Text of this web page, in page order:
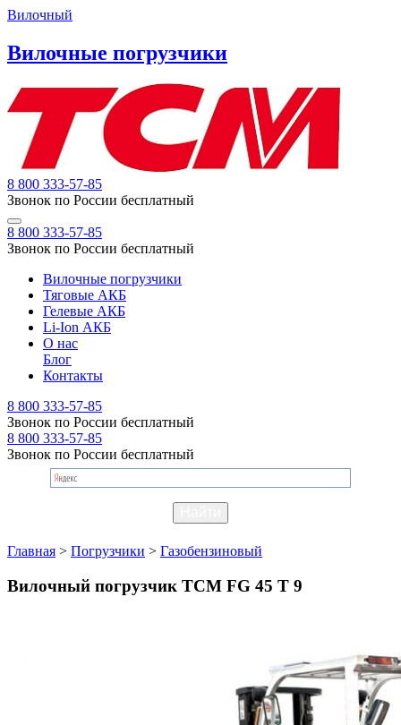
Вилочный
Вилочные погрузчики
8 800 333-57-85
Звонок по России бесплатный
8 800 333-57-85
Звонок по России бесплатный
Вилочные погрузчики
Тяговые АКБ
Гелевые АКБ
Li-Ion АКБ
О нас
Блог
Контакты
8 800 333-57-85
Звонок по России бесплатный
8 800 333-57-85
Звонок по России бесплатный
Главная > Погрузчики > Газобензиновый
Вилочный погрузчик TCM FG 45 T 9